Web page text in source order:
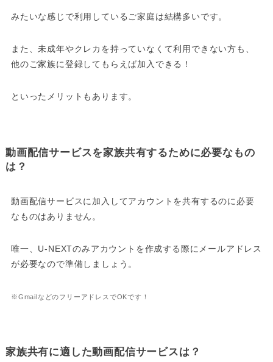
みたいな感じで利用しているご家庭は結構多いです。
また、未成年やクレカを持っていなくて利用できない方も、
他のご家族に登録してもらえば加入できる！
といったメリットもあります。
動画配信サービスを家族共有するために必要なもの
は？
動画配信サービスに加入してアカウントを共有するのに必要
なものはありません。
唯一、U-NEXTのみアカウントを作成する際にメールアドレス
が必要なので準備しましょう。
※GmailなどのフリーアドレスでOKです！
家族共有に適した動画配信サービスは？